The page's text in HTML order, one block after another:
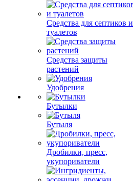
Средства для септиков и
туалетов
Средства защиты
растений
Удобрения
Бутылки
Бутыля
Дробилки, пресс,
укупориватели